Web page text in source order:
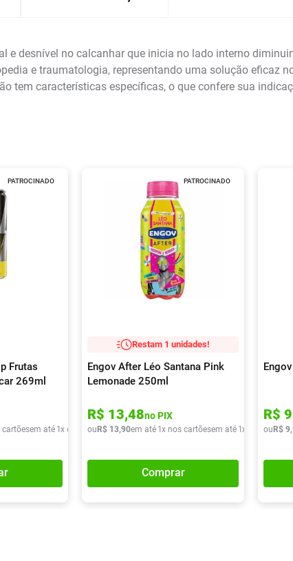
e desnível no calcanhar que inicia no lado interno
e traumatologia, representando uma solução eficaz
tem características específicas, o que confere sua
PATROCINADO
Frutas
269ml
cartõesem até 1x de R$ 9, 90
PATROCINADO
Restam 1 unidades!
Engov After Léo Santana Pink
Lemonade 250ml
R$ 13,48no PIX
ou R$ 13,90em até 1x nos cartõesem até 1x de R$ 13,90
Comprar
R$ 9
ou R$ 9,